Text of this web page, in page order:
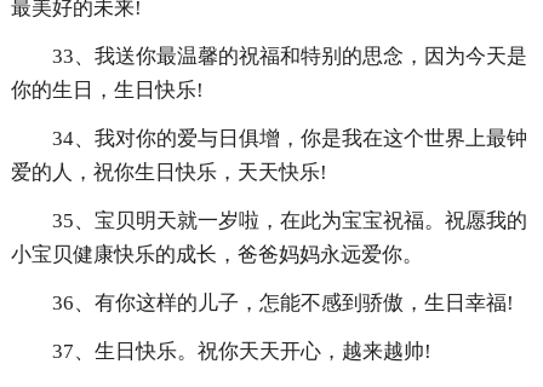
最美好的未来!
33、我送你最温馨的祝福和特别的思念，因为今天是
你的生日，生日快乐!
34、我对你的爱与日俱增，你是我在这个世界上最钟
爱的人，祝你生日快乐，天天快乐!
35、宝贝明天就一岁啦，在此为宝宝祝福。祝愿我的
小宝贝健康快乐的成长，爸爸妈妈永远爱你。
36、有你这样的儿子，怎能不感到骄傲，生日幸福!
37、生日快乐。祝你天天开心，越来越帅!